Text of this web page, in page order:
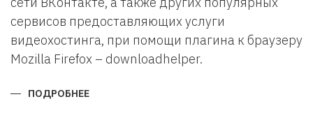
сервисов предоставляющих услуги
видеохостинга, при помощи плагина к браузеру
Mozilla Firefox – downloadhelper.
ПОДРОБНЕЕ